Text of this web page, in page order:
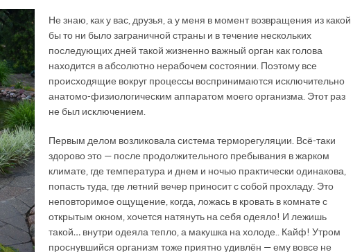
Не знаю, как у вас, друзья, а у меня в момент возвращения из какой
бы то ни было заграничной страны и в течение нескольких
последующих дней такой жизненно важный орган как голова
находится в абсолютно нерабочем состоянии. Поэтому все
происходящие вокруг процессы воспринимаются исключительно
анатомо-физиологическим аппаратом моего организма. Этот раз
не был исключением.
Первым делом возликовала система терморегуляции. Всё-таки
здорово это — после продолжительного пребывания в жарком
климате, где температура и днем и ночью практически одинакова,
попасть туда, где летний вечер приносит с собой прохладу. Это
неповторимое ощущение, когда, ложась в кровать в комнате с
открытым окном, хочется натянуть на себя одеяло! И лежишь
такой… внутри одеяла тепло, а макушка на холоде.. Кайф! Утром
проснувшийся организм тоже приятно удивлён — ему вовсе не